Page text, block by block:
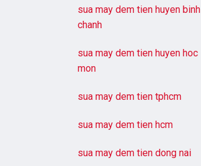
sua may dem tien huyen binh
chanh
sua may dem tien huyen hoc
mon
sua may dem tien tphcm
sua may dem tien hcm
sua may dem tien dong nai